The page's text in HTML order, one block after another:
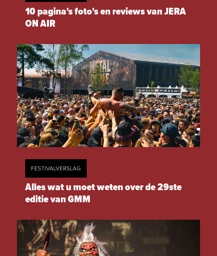
10 pagina's foto's en reviews van JERA
ON AIR
FESTIVALVERSLAG
Alles wat u moet weten over de 29ste
editie van GMM